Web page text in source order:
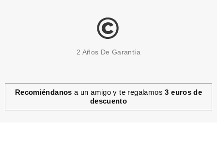
RALPH LAUREN
2 Años De Garantía
Recomiéndanos a un amigo y te regalamos3 euros de
descuento